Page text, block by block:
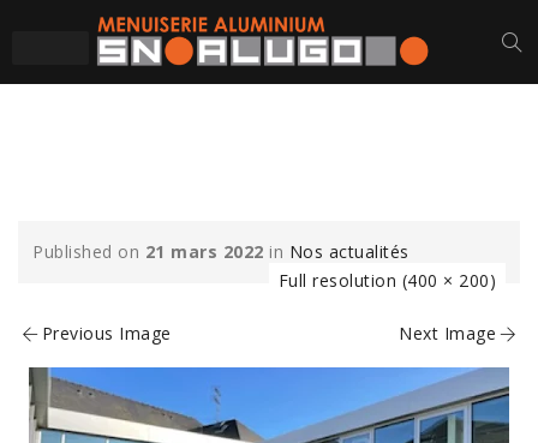
Published on 21 mars 2022 in Nos actualités
Full resolution (400 × 200)
Previous Image Next Image